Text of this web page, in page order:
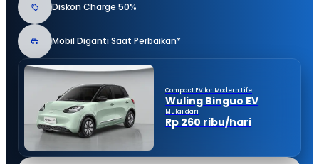
Diskon Charge 50%
Mobil Diganti Saat Perbaikan*
Compact EV for Modern Life
Wuling Binguo EV
Mulai dari
Rp 260 ribu/hari